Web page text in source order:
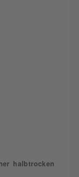
halbtrocken